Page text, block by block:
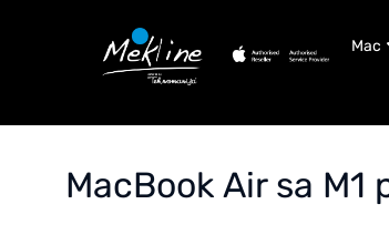
Mac
MacBook Air sa M1